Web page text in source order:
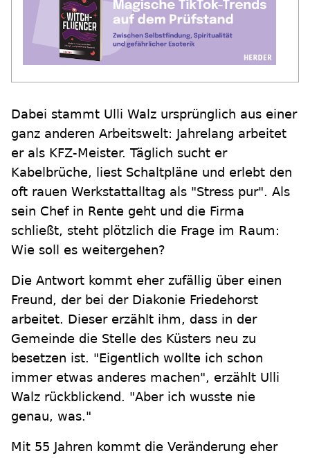
Dabei stammt Ulli Walz ursprünglich aus einer
ganz anderen Arbeitswelt: Jahrelang arbeitet
er als KFZ-Meister. Täglich sucht er
Kabelbrüche, liest Schaltpläne und erlebt den
oft rauen Werkstattalltag als "Stress pur". Als
sein Chef in Rente geht und die Firma
schließt, steht plötzlich die Frage im Raum:
Wie soll es weitergehen?
Die Antwort kommt eher zufällig über einen
Freund, der bei der Diakonie Friedehorst
arbeitet. Dieser erzählt ihm, dass in der
Gemeinde die Stelle des Küsters neu zu
besetzen ist. "Eigentlich wollte ich schon
immer etwas anderes machen", erzählt Ulli
Walz rückblickend. "Aber ich wusste nie
genau, was."
Mit 55 Jahren kommt die Veränderung eher